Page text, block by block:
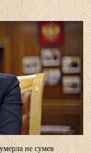
не сумев